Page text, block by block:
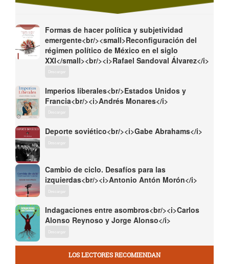
Formas de hacer política y subjetividad
emergente<br/><small>Reconfiguración del
régimen político de México en el siglo
XXI</small><br/><i>Rafael Sandoval Álvarez</i>
Descargar
Imperios liberales<br/>Estados Unidos y
Francia<br/><i>Andrés Monares</i>
Descargar
Deporte soviético<br/><i>Gabe Abrahams</i>
Descargar
Cambio de ciclo. Desafíos para las
izquierdas<br/><i>Antonio Antón Morón</i>
Descargar
Indagaciones entre asombros<br/><i>Carlos
Alonso Reynoso y Jorge Alonso</i>
Descargar
LOS LECTORES RECOMIENDAN